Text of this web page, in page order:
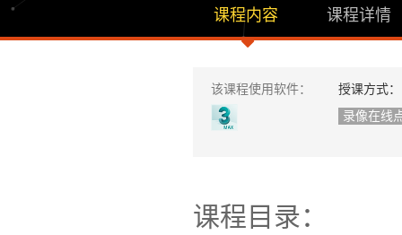
课程内容 课程详情
该课程使用软件：
授课方式：
录像在线
课程目录：